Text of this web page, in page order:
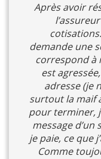
Après avoir
demande une
correspond à
est
adresse (je
surtout la maif
pour terminer,
message
je paie, ce que
Comme